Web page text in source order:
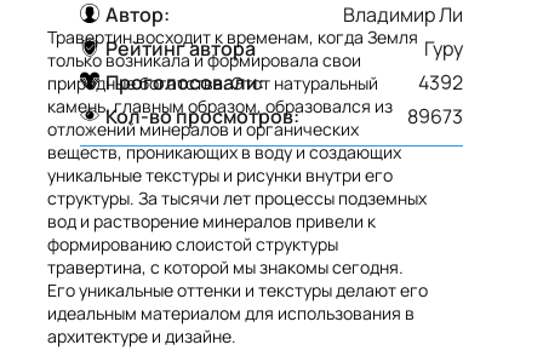
Автор:
Владимир Ли
Рейтинг автора
Гуру
Проголосовали:
4392
Кол-во просмотров:
89673
Травертин восходит к временам, когда Земля
только возникала и формировала свои
природные богатства. Этот натуральный
камень, главным образом, образовался из
отложений минералов и органических
веществ, проникающих в воду и создающих
уникальные текстуры и рисунки внутри его
структуры. За тысячи лет процессы подземных
вод и растворение минералов привели к
формированию слоистой структуры
травертина, с которой мы знакомы сегодня.
Его уникальные оттенки и текстуры делают его
идеальным материалом для использования в
архитектуре и дизайне.